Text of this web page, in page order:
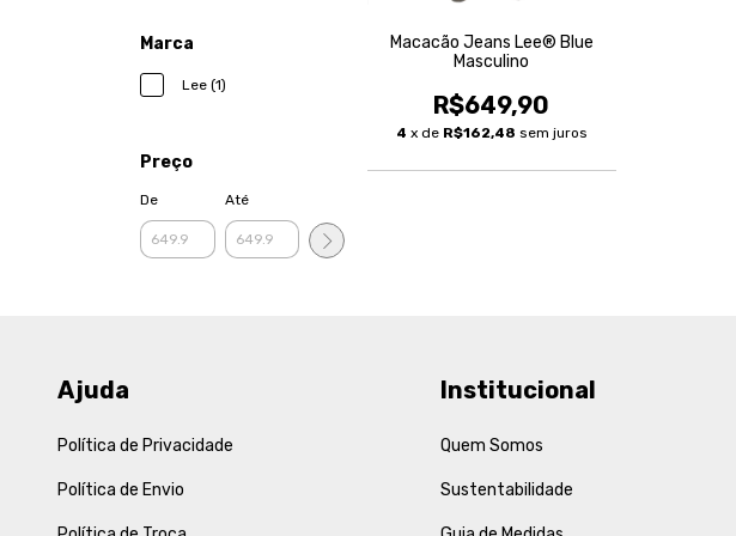
Marca
Lee (1)
Preço
De Até
Macacão Jeans Lee® Blue
Masculino
R$649,90
4 x de R$162,48 sem juros
Ajuda
Política de Privacidade
Política de Envio
Institucional
Quem Somos
Sustentabilidade